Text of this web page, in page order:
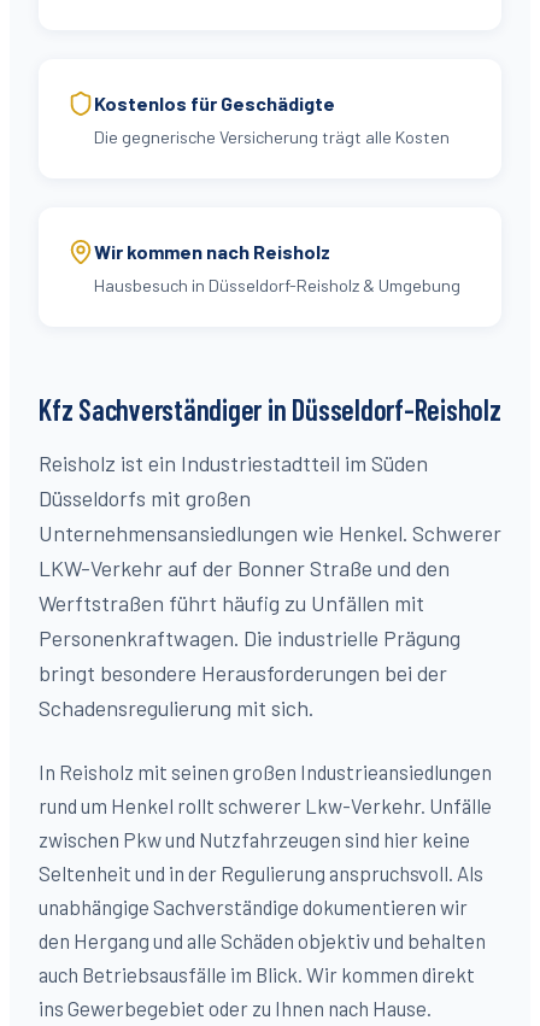
Kostenlos für Geschädigte
Die gegnerische Versicherung trägt alle Kosten
Wir kommen nach Reisholz
Hausbesuch in Düsseldorf-Reisholz & Umgebung
Kfz Sachverständiger in Düsseldorf-Reisholz
Reisholz ist ein Industriestadtteil im Süden
Düsseldorfs mit großen
Unternehmensansiedlungen wie Henkel. Schwerer
LKW-Verkehr auf der Bonner Straße und den
Werftstraßen führt häufig zu Unfällen mit
Personenkraftwagen. Die industrielle Prägung
bringt besondere Herausforderungen bei der
Schadensregulierung mit sich.
In Reisholz mit seinen großen Industrieansiedlungen
rund um Henkel rollt schwerer Lkw-Verkehr. Unfälle
zwischen Pkw und Nutzfahrzeugen sind hier keine
Seltenheit und in der Regulierung anspruchsvoll. Als
unabhängige Sachverständige dokumentieren wir
den Hergang und alle Schäden objektiv und behalten
auch Betriebsausfälle im Blick. Wir kommen direkt
ins Gewerbegebiet oder zu Ihnen nach Hause.